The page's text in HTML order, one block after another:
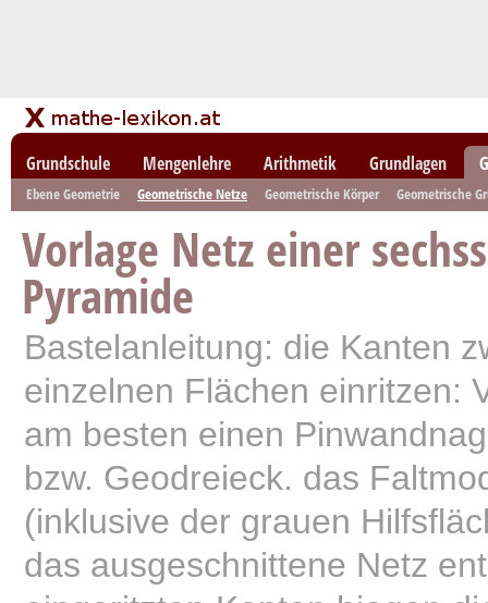
Grundschule Mengenlehre Arithmetik Grundlagen
Ebene Geometrie Geometrische Netze Geometrische Körper Geometrische
Vorlage Netz einer
Pyramide
Bastelanleitung: die Kanten
einzelnen Flächen einritzen:
am besten einen
bzw. Geodreieck. das
(inklusive der grauen
das ausgeschnittene Netz